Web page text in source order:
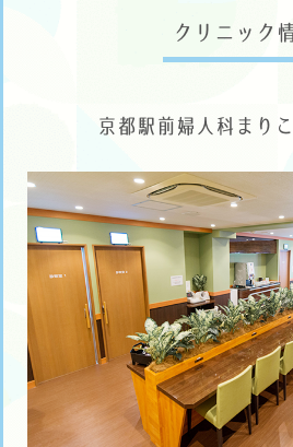
クリニック
京都駅前婦人科まり